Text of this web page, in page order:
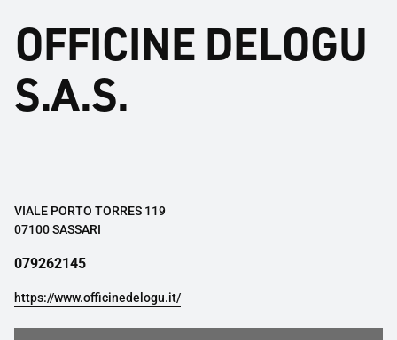
OFFICINE DELOGU
S.A.S.
VIALE PORTO TORRES 119
07100 SASSARI
079262145
https://www.officinedelogu.it/